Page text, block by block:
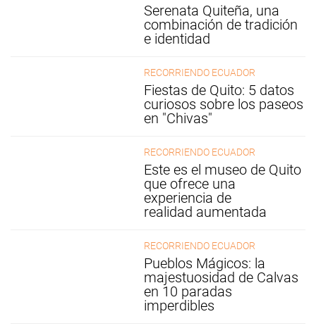
Serenata Quiteña, una
combinación de tradición
e identidad
RECORRIENDO ECUADOR
Fiestas de Quito: 5 datos
curiosos sobre los paseos
en "Chivas"
RECORRIENDO ECUADOR
Este es el museo de Quito
que ofrece una
experiencia de
realidad aumentada
RECORRIENDO ECUADOR
Pueblos Mágicos: la
majestuosidad de Calvas
en 10 paradas
imperdibles